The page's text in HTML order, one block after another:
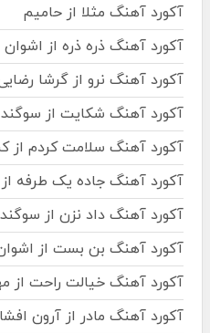
آکورد آهنگ مثلا از حامیم
آکورد آهنگ ذره ذره از اشوان
آکورد آهنگ نرو از گرشا
آکورد آهنگ شکایت از سوگند
آکورد آهنگ سلامت کردم از
آکورد آهنگ جاده یک طرفه
آکورد آهنگ داد نزن از سوگند
آکورد آهنگ بن بست از
آکورد آهنگ خیالت راحت از
آکورد آهنگ مادر از آرون